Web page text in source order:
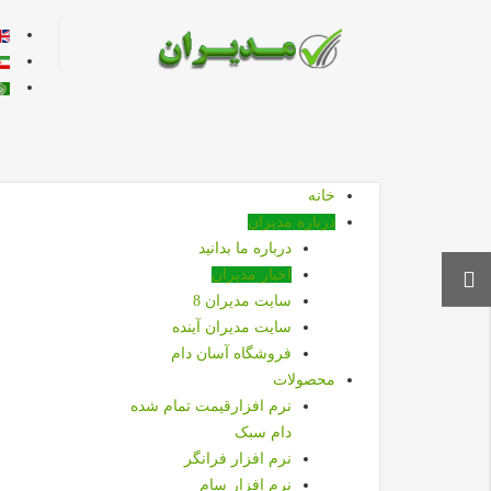
زبان خود
خانه
درباره مديران
درباره ما بدانيد
اخبار مديران
سايت مديران 8
سايت مديران آينده
فروشگاه آسان دام
محصولات
نرم افزارقیمت تمام شده
دام سبک
نرم افزار فرانگر
نرم افزار سام